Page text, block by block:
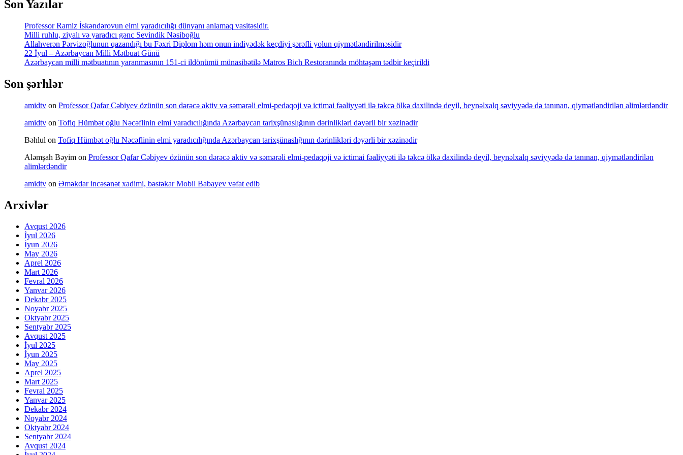
Son Yazılar
Professor Ramiz İskəndərovun elmi yaradıcılığı dünyanı anlamaq vasitəsidir.
Milli ruhlu, ziyalı və yaradıcı gənc Sevindik Nəsiboğlu
Allahverən Pərvizoğlunun qazandığı bu Fəxri Diplom həm onun indiyədək keçdiyi şərəfli yolun qiymətləndirilməsidir
22 İyul – Azərbaycan Milli Mətbuat Günü
Azərbaycan milli mətbuatının yaranmasının 151-ci ildönümü münasibətilə Matros Bich Restoranında möhtəşəm tədbir keçirildi
Son şərhlər
amidtv on Professor Qafar Cəbiyev özünün son dərəcə aktiv və səmərəli elmi-pedaqoji və ictimai fəaliyyəti ilə təkcə ölkə daxilində deyil, beynəlxalq səviyyədə də tanınan, qiymətləndirilən alimlərdəndir
amidtv on Tofiq Hümbət oğlu Nəcəflinin elmi yaradıcılığında Azərbaycan tarixşünaslığının dərinlikləri dəyərli bir xəzinədir
Bəhlul on Tofiq Hümbət oğlu Nəcəflinin elmi yaradıcılığında Azərbaycan tarixşünaslığının dərinlikləri dəyərli bir xəzinədir
Aləmşah Bəyim on Professor Qafar Cəbiyev özünün son dərəcə aktiv və səmərəli elmi-pedaqoji və ictimai fəaliyyəti ilə təkcə ölkə daxilində deyil, beynəlxalq səviyyədə də tanınan, qiymətləndirilən
alimlərdəndir
amidtv on Əməkdar incəsənət xadimi, bəstəkar Mobil Babayev vəfat edib
Arxivlər
Avqust 2026
İyul 2026
İyun 2026
May 2026
Aprel 2026
Mart 2026
Fevral 2026
Yanvar 2026
Dekabr 2025
Noyabr 2025
Oktyabr 2025
Sentyabr 2025
Avqust 2025
İyul 2025
İyun 2025
May 2025
Aprel 2025
Mart 2025
Fevral 2025
Yanvar 2025
Dekabr 2024
Noyabr 2024
Oktyabr 2024
Sentyabr 2024
Avqust 2024